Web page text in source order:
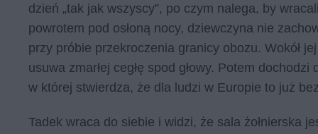
dzień „tak jak wszyscy”, po czym nalega, by
powrotem pod osłoną nocy, dziewczyna nie
przy próbie przekroczenia granicy obozu. Wokół
usuwa zmarłej cegłę spod głowy. Potem
w której stwierdza, że dla ludzi w Europie to już
Tadek wraca do siebie i widzi, że sala żołnierska